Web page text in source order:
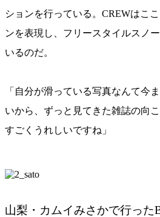
ションを行っている。CREWはこ
ンを表現し、フリースタイルスノ
いるのだ。
「自分が滑っている写真なんて今
いから、ずっと見てきた雑誌の向
すごくうれしいですね」
山梨・カムイみさかで行った